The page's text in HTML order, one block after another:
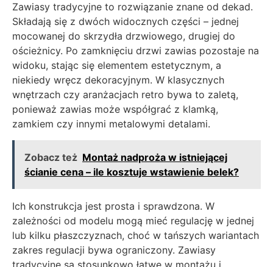
Zawiasy tradycyjne to rozwiązanie znane od dekad.
Składają się z dwóch widocznych części – jednej
mocowanej do skrzydła drzwiowego, drugiej do
ościeżnicy. Po zamknięciu drzwi zawias pozostaje na
widoku, stając się elementem estetycznym, a
niekiedy wręcz dekoracyjnym. W klasycznych
wnętrzach czy aranżacjach retro bywa to zaletą,
ponieważ zawias może współgrać z klamką,
zamkiem czy innymi metalowymi detalami.
Zobacz też Montaż nadproża w istniejącej
ścianie cena – ile kosztuje wstawienie belek?
Ich konstrukcja jest prosta i sprawdzona. W
zależności od modelu mogą mieć regulację w jednej
lub kilku płaszczyznach, choć w tańszych wariantach
zakres regulacji bywa ograniczony. Zawiasy
tradycyjne są stosunkowo łatwe w montażu i